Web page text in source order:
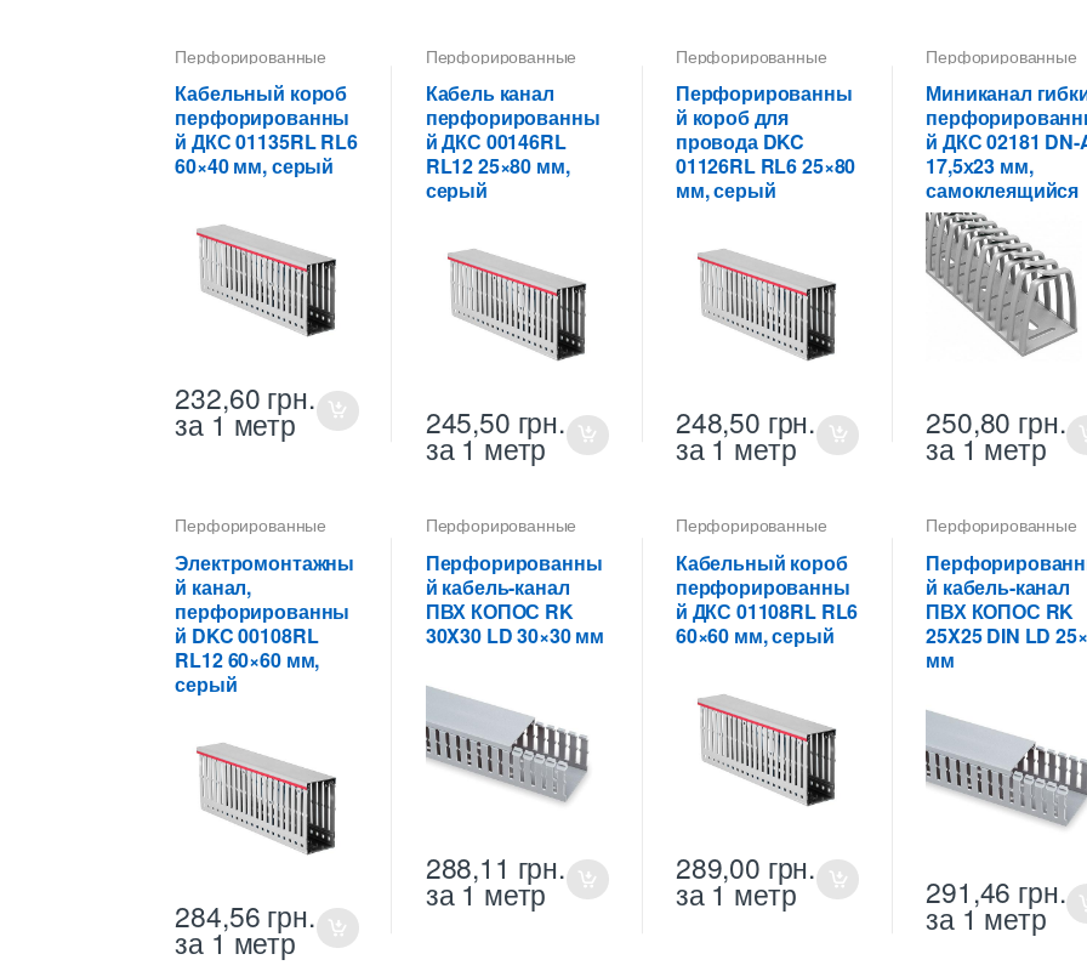
Перфорированные
кабель-каналы ПВХ
Кабельный короб
перфорированны
й ДКС 01135RL RL6
60×40 мм, серый
232,60 грн.
за 1 метр
Перфорированные
кабель-каналы ПВХ
Кабель канал
перфорированны
й ДКС 00146RL
RL12 25×80 мм,
серый
245,50 грн.
за 1 метр
Перфорированные
кабель-каналы ПВХ
Перфорированны
й короб для
провода DKC
01126RL RL6 25×80
мм, серый
248,50 грн.
за 1 метр
Перфорированные
кабель-каналы ПВХ
Миниканал
й ДКС 02181 DN-
17,5х23 мм,
самоклеящийся
250,80 грн.
за 1 метр
Перфорированные
кабель-каналы ПВХ
Электромонтажны
й канал,
перфорированны
й DKC 00108RL
RL12 60×60 мм,
серый
284,56 грн.
за 1 метр
Перфорированные
кабель-каналы ПВХ
Перфорированны
й кабель-канал
ПВХ КОПОС RK
30X30 LD 30×30 мм
288,11 грн.
за 1 метр
Перфорированные
кабель-каналы ПВХ
Кабельный короб
перфорированны
й ДКС 01108RL RL6
60×60 мм, серый
289,00 грн.
за 1 метр
Перфорированные
кабель-каналы ПВХ
й кабель-канал
ПВХ КОПОС RK
25X25 DIN LD
мм
291,46 грн.
за 1 метр